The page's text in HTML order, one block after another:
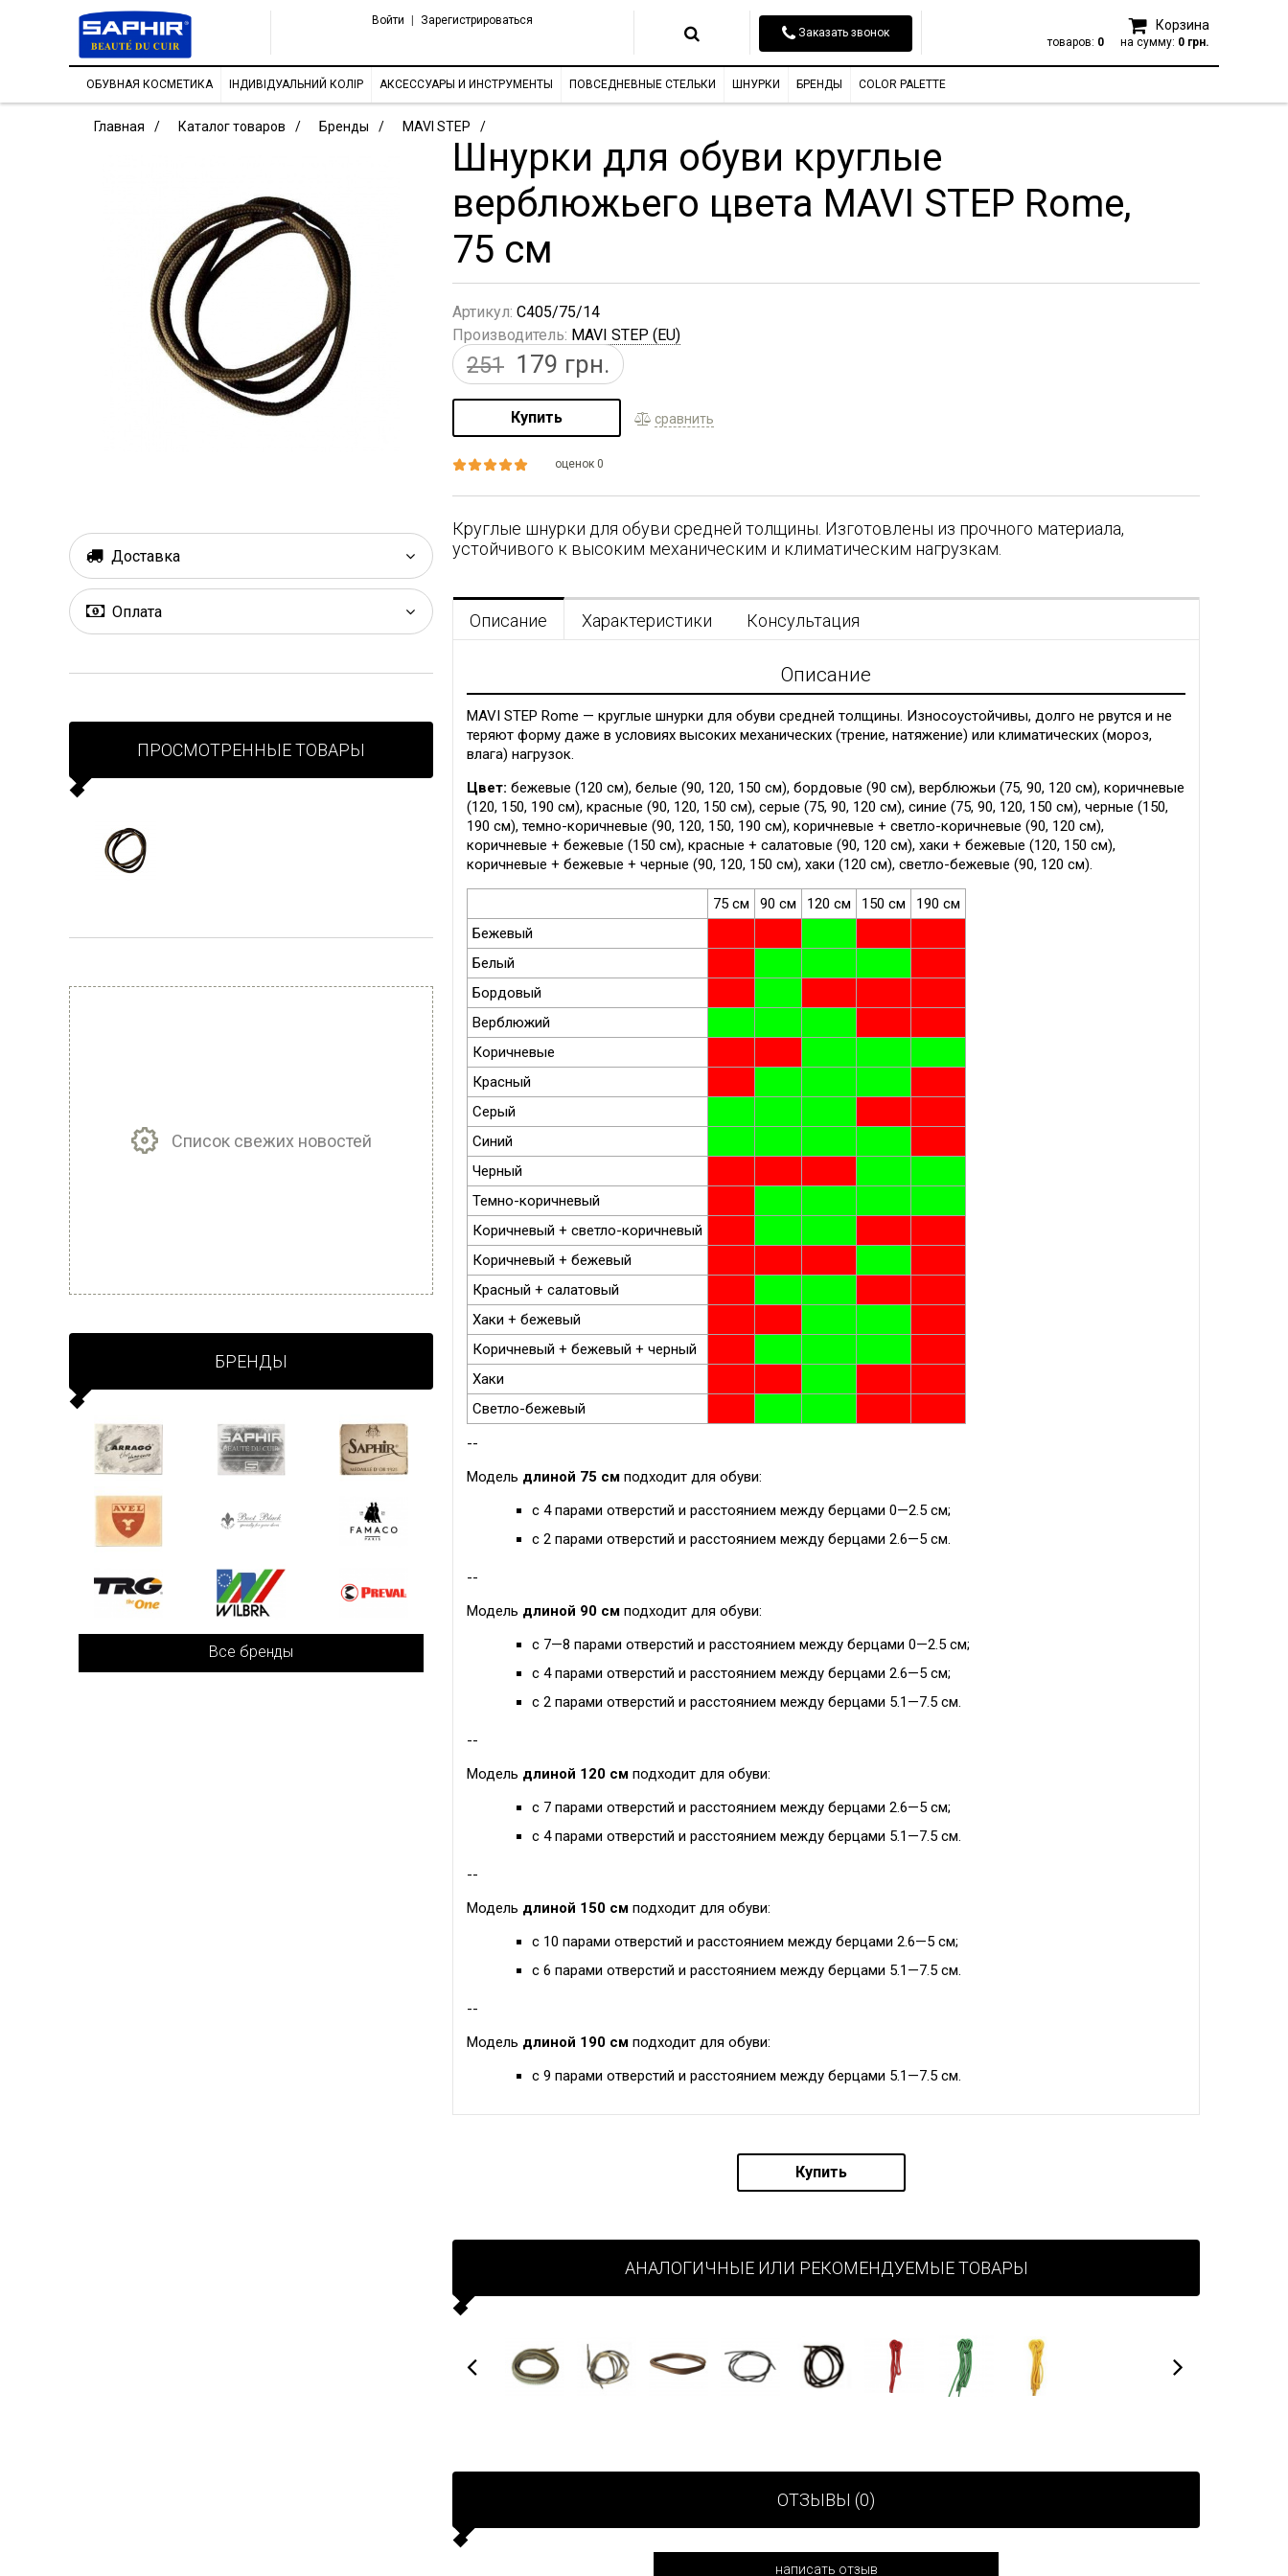
Войти
Зарегистрироваться
Заказать звонок
Корзина
товаров: 0 на сумму: 0 грн.
ОБУВНАЯ КОСМЕТИКА ІНДИВІДУАЛЬНИЙ КОЛІР АКСЕССУАРЫ И ИНСТРУМЕНТЫ ПОВСЕДНЕВНЫЕ СТЕЛЬКИ ШНУРКИ БРЕНДЫ COLOR PALETTE
Главная Каталог товаров Бренды MAVI STEP
Шнурки для обуви круглые
верблюжьего цвета MAVI STEP Rome,
75 см
Артикул: C405/75/14
Производитель: MAVI STEP (EU)
251 179 грн.
Купить сравнить
оценок 0
Круглые шнурки для обуви средней толщины. Изготовлены из прочного материала,
устойчивого к высоким механическим и климатическим нагрузкам.
Описание Характеристики Консультация
Описание
MAVI STEP Rome — круглые шнурки для обуви средней толщины. Износоустойчивы, долго не рвутся и не
теряют форму даже в условиях высоких механических (трение, натяжение) или климатических (мороз,
влага) нагрузок.
Цвет: бежевые (120 см), белые (90, 120, 150 см), бордовые (90 см), верблюжьи (75, 90, 120 см), коричневые
(120, 150, 190 см), красные (90, 120, 150 см), серые (75, 90, 120 см), синие (75, 90, 120, 150 см), черные (150,
190 см), темно-коричневые (90, 120, 150, 190 см), коричневые + светло-коричневые (90, 120 см),
коричневые + бежевые (150 см), красные + салатовые (90, 120 см), хаки + бежевые (120, 150 см),
коричневые + бежевые + черные (90, 120, 150 см), хаки (120 см), светло-бежевые (90, 120 см).
75 см 90 см 120 см 150 см
190 см
Бежевый
Белый
Бордовый
Верблюжий
Коричневые
Красный
Серый
Синий
Черный
Темно-коричневый
Коричневый + светло-коричневый
Коричневый + бежевый
Красный + салатовый
Хаки + бежевый
Коричневый + бежевый + черный
Хаки
Светло-бежевый
--
Модель длиной 75 см подходит для обуви:
с 4 парами отверстий и расстоянием между берцами 0—2.5 см;
с 2 парами отверстий и расстоянием между берцами 2.6—5 см.
--
Модель длиной 90 см подходит для обуви:
с 7—8 парами отверстий и расстоянием между берцами 0—2.5 см;
с 4 парами отверстий и расстоянием между берцами 2.6—5 см;
с 2 парами отверстий и расстоянием между берцами 5.1—7.5 см.
--
Модель длиной 120 см подходит для обуви:
с 7 парами отверстий и расстоянием между берцами 2.6—5 см;
с 4 парами отверстий и расстоянием между берцами 5.1—7.5 см.
--
Модель длиной 150 см подходит для обуви:
с 10 парами отверстий и расстоянием между берцами 2.6—5 см;
с 6 парами отверстий и расстоянием между берцами 5.1—7.5 см.
--
Модель длиной 190 см подходит для обуви:
с 9 парами отверстий и расстоянием между берцами 5.1—7.5 см.
Купить
АНАЛОГИЧНЫЕ ИЛИ РЕКОМЕНДУЕМЫЕ ТОВАРЫ
ОТЗЫВЫ (0)
написать отзыв
Доставка
Оплата
ПРОСМОТРЕННЫЕ ТОВАРЫ
Список свежих новостей
БРЕНДЫ
Все бренды